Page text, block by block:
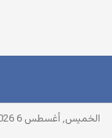
الخميس, أغسطس 6 2026